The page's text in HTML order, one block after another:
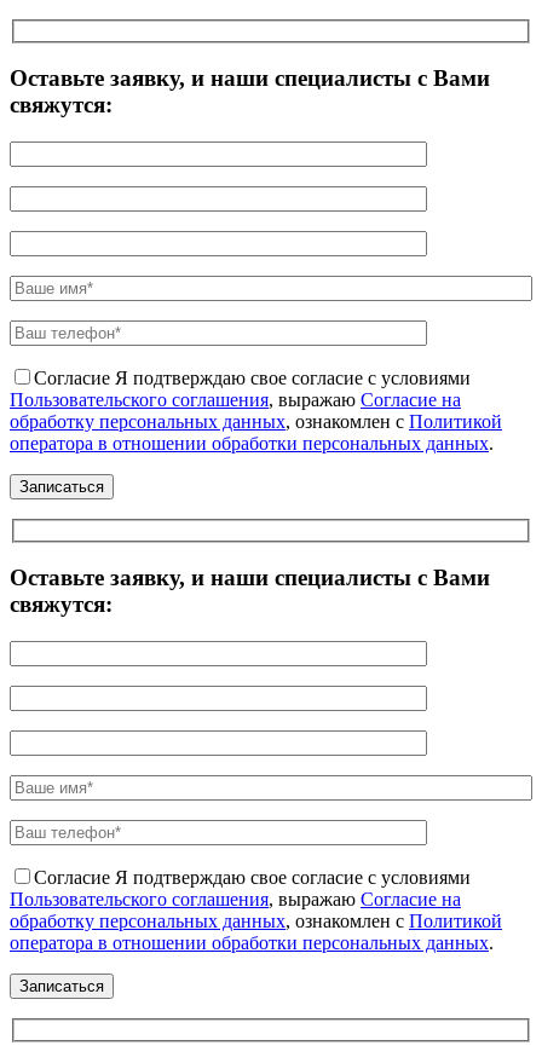
Оставьте заявку, и наши специалисты с Вами
свяжутся:
Согласие Я подтверждаю свое согласие с условиями
Пользовательского соглашения, выражаю Согласие на
обработку персональных данных, ознакомлен с Политикой
оператора в отношении обработки персональных данных.
Оставьте заявку, и наши специалисты с Вами
свяжутся:
Согласие Я подтверждаю свое согласие с условиями
Пользовательского соглашения, выражаю Согласие на
обработку персональных данных, ознакомлен с Политикой
оператора в отношении обработки персональных данных.